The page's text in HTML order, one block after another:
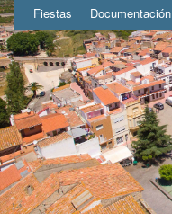
Fiestas Documentación